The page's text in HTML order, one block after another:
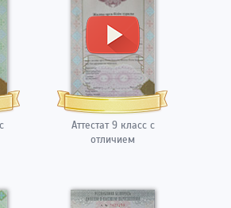
Аттестат 9 класс с
отличием